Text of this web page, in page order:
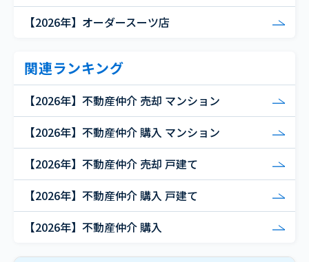
【2026年】オーダースーツ店
関連ランキング
【2026年】不動産仲介 売却 マンション
【2026年】不動産仲介 購入 マンション
【2026年】不動産仲介 売却 戸建て
【2026年】不動産仲介 購入 戸建て
【2026年】不動産仲介 購入